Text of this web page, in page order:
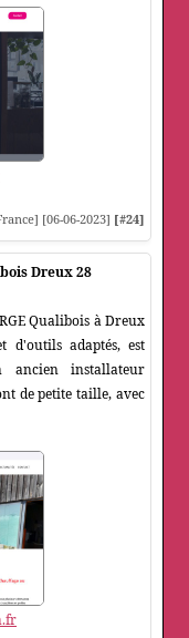
[06-06-2023] [#24]
Dreux 28
Qualibois à Dreux
d'outils adaptés, est
installateur
de petite taille, avec